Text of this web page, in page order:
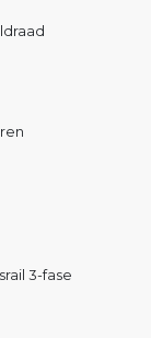
3-fase